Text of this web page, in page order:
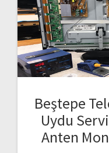
Beştepe
Uydu
Anten